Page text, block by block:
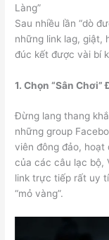
Làng”
Sau nhiều lần “dò
những link lag, giật,
đúc kết được vài bí
1. Chọn “Sân Chơi”
Đừng lang thang
những group
viên đông đảo, hoạt
của các câu lạc bộ,
link trực tiếp rất uy
“mỏ vàng”.